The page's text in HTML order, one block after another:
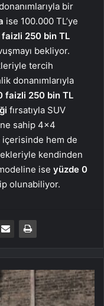
bir
ise 100.000 TL’ye
250 bin TL
bekliyor.
tercih
donanımlarıyla
faizli 250 bin TL
fırsatıyla SUV
sahip 4×4
içerisinde hem de
kendinden
ise yüzde 0
olunabiliyor.